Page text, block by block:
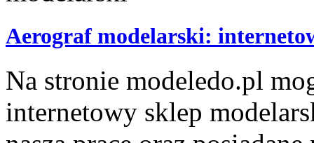
Aerograf modelarski:
Na stronie modeledo.pl
internetowy sklep